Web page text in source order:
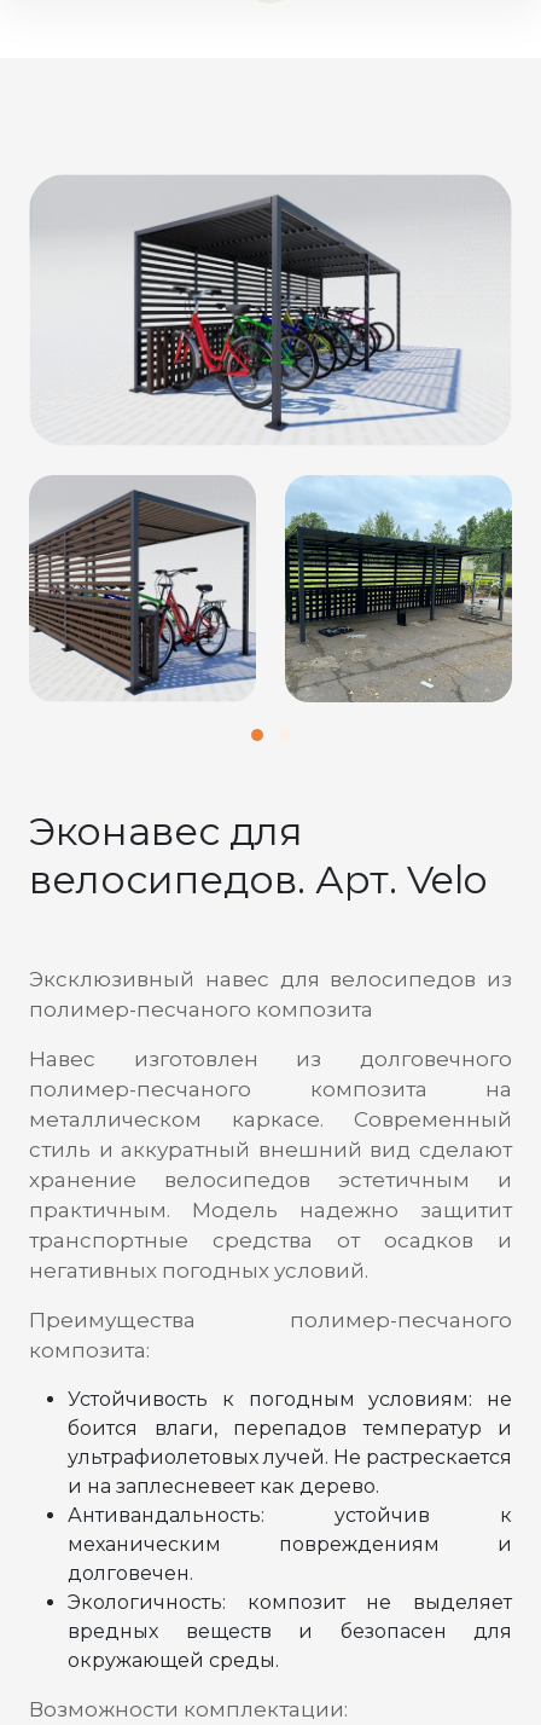
Эконавес для
велосипедов. Арт. Velo
Эксклюзивный навес для велосипедов из
полимер-песчаного композита
Навес изготовлен из долговечного
полимер-песчаного композита на
металлическом каркасе. Современный
стиль и аккуратный внешний вид сделают
хранение велосипедов эстетичным и
практичным. Модель надежно защитит
транспортные средства от осадков и
негативных погодных условий.
Преимущества полимер-песчаного
композита:
Устойчивость к погодным условиям: не
боится влаги, перепадов температур и
ультрафиолетовых лучей. Не растрескается
и на заплесневеет как дерево.
Антивандальность: устойчив к
механическим повреждениям и
долговечен.
Экологичность: композит не выделяет
вредных веществ и безопасен для
окружающей среды.
Возможности комплектации: